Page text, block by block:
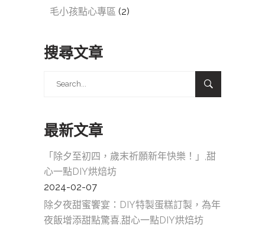
毛小孩點心專區 (2)
搜尋文章
最新文章
「除夕至初四，歲末祈願新年快樂！」,甜
心一點DIY烘焙坊
2024-02-07
除夕夜甜蜜饗宴：DIY特製蛋糕訂製，為年
夜飯增添甜點驚喜,甜心一點DIY烘焙坊